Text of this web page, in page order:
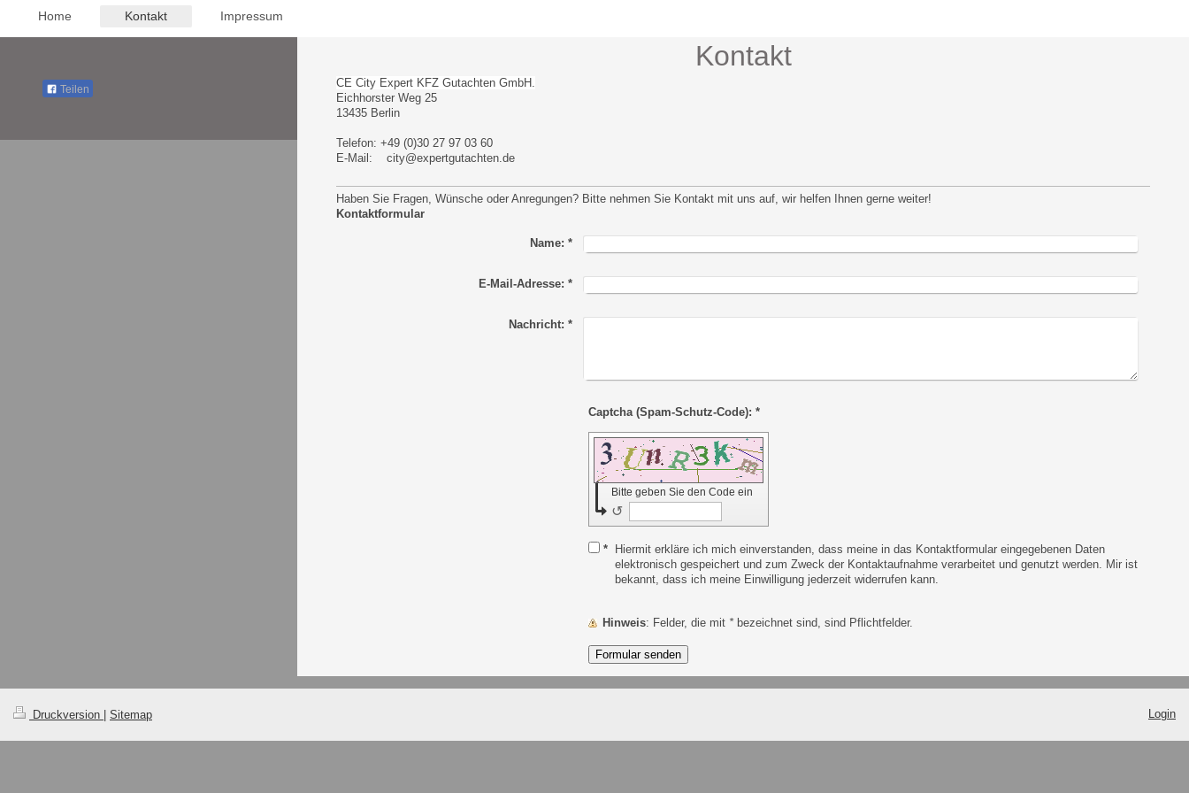
Home Kontakt Impressum
Kontakt
CE City Expert KFZ Gutachten GmbH.
Eichhorster Weg 25
13435 Berlin
Telefon: +49 (0)30 27 97 03 60
E-Mail: city@expertgutachten.de
Haben Sie Fragen, Wünsche oder Anregungen? Bitte nehmen Sie Kontakt mit uns auf, wir helfen Ihnen gerne weiter!
Kontaktformular
Name: *
E-Mail-Adresse: *
Nachricht: *
Captcha (Spam-Schutz-Code): *
Bitte geben Sie den Code ein
↺
*
Hiermit erkläre ich mich einverstanden, dass meine in das Kontaktformular eingegebenen Daten
elektronisch gespeichert und zum Zweck der Kontaktaufnahme verarbeitet und genutzt werden. Mir ist
bekannt, dass ich meine Einwilligung jederzeit widerrufen kann.
Hinweis : Felder, die mit *bezeichnet sind, sind Pflichtfelder.
Teilen
Druckversion Sitemap Login